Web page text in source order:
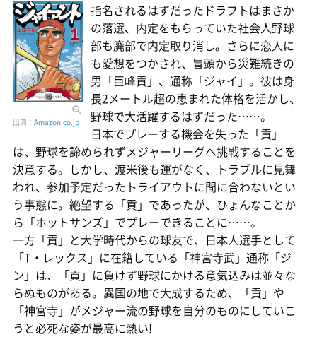
出典： Amazon.co.jp
指名されるはずだったドラフトはまさか
の落選、内定をもらっていた社会人野球
部も廃部で内定取り消し。さらに恋人に
も愛想をつかされ、冒頭から災難続きの
男「巨峰貢」、通称「ジャイ」。彼は身
長2メートル超の恵まれた体格を活かし、
野球で大活躍するはずだった……。
日本でプレーする機会を失った「貢」
は、野球を諦められずメジャーリーグへ挑戦することを
決意する。しかし、渡米後も運がなく、トラブルに見舞
われ、参加予定だったトライアウトに間に合わないとい
う事態に。絶望する「貢」であったが、ひょんなことか
ら「ホットサンズ」でプレーできることに……。
一方「貢」と大学時代からの球友で、日本人選手として
「T・レックス」に在籍している「神宮寺武」通称「ジ
ン」は、「貢」に負けず野球にかける意気込みは並々な
らぬものがある。異国の地で大成するため、「貢」や
「神宮寺」がメジャー流の野球を自分のものにしていこ
うと必死な姿が最高に熱い!